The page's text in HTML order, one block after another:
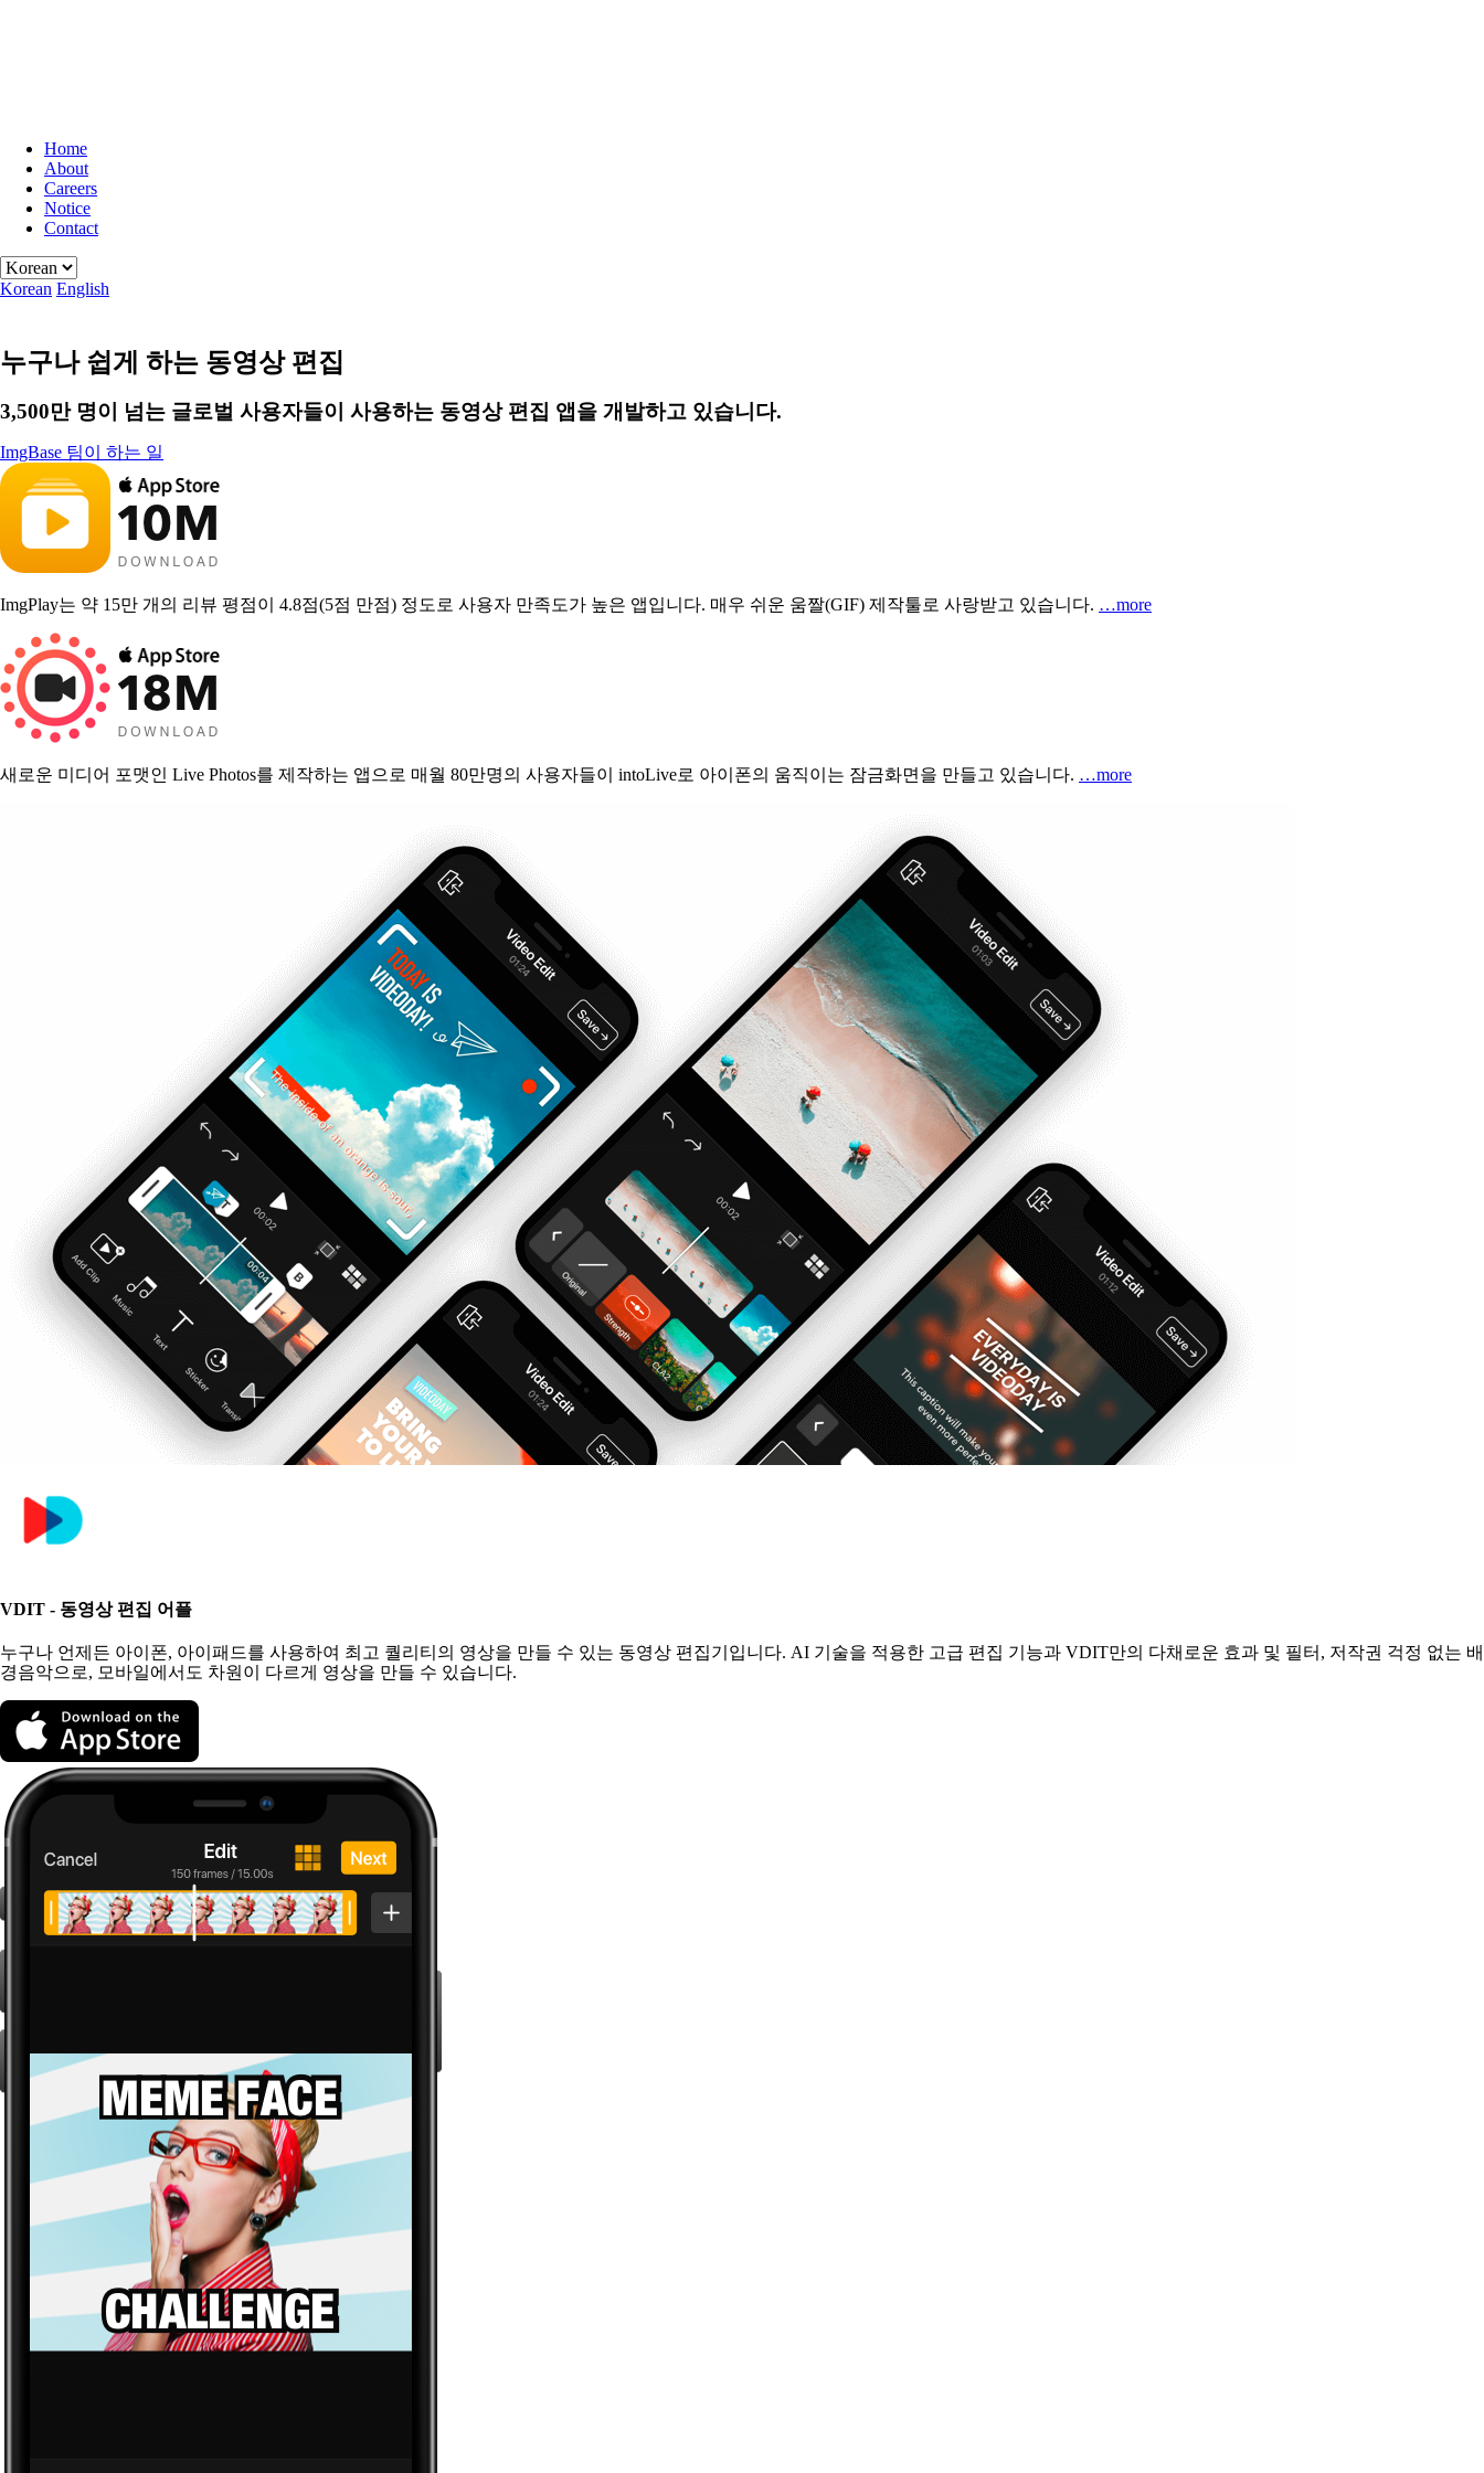
Home
About
Careers
Notice
Contact
Korean English
누구나 쉽게 하는 동영상 편집
3,500만 명이 넘는 글로벌 사용자들이 사용하는 동영상 편집 앱을 개발하고 있습니다.
ImgBase 팀이 하는 일
ImgPlay는 약 15만 개의 리뷰 평점이 4.8점(5점 만점) 정도로 사용자 만족도가 높은 앱입니다. 매우 쉬운 움짤(GIF) 제작툴로 사랑받고 있습니다. …more
새로운 미디어 포맷인 Live Photos를 제작하는 앱으로 매월 80만명의 사용자들이 intoLive로 아이폰의 움직이는 잠금화면을 만들고 있습니다. …more
VDIT - 동영상 편집 어플
누구나 언제든 아이폰, 아이패드를 사용하여 최고 퀄리티의 영상을 만들 수 있는 동영상 편집기입니다. AI 기술을 적용한 고급 편집 기능과 VDIT만의 다채로운 효과 및 필터, 저작권 걱정 없는 배
경음악으로, 모바일에서도 차원이 다르게 영상을 만들 수 있습니다.